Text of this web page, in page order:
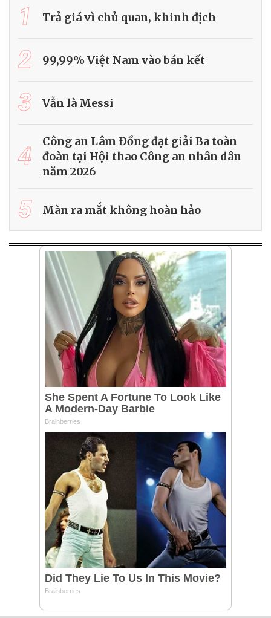
1 Trả giá vì chủ quan, khinh địch
2 99,99% Việt Nam vào bán kết
3 Vẫn là Messi
4
Công an Lâm Đồng đạt giải Ba toàn
đoàn tại Hội thao Công an nhân dân
năm 2026
5 Màn ra mắt không hoàn hảo